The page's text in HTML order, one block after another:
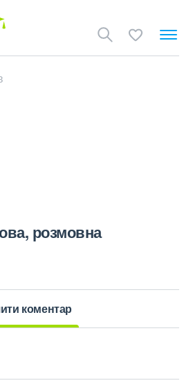
розмовна
коментар